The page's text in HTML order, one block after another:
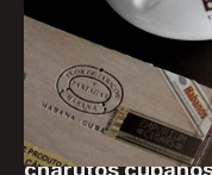
mandados de
Rio de Janeiro,
operação de
cubanos. A
conhecida
charutos